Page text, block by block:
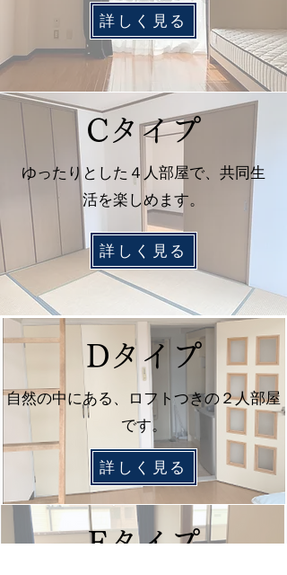
詳しく見る
Cタイプ
ゆったりとした４人部屋で、共同生
活を楽しめます。
詳しく見る
Dタイプ
自然の中にある、ロフトつきの２人部屋
です。
詳しく見る
Eタイプ